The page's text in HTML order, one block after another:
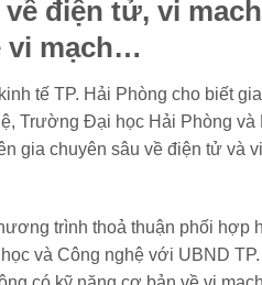
điện tử, vi
vi mạch…
tế TP. Hải Phòng cho biết
Trường Đại học Hải Phòng và
gia chuyên sâu về điện tử và
trình thoả thuận phối hợp
và Công nghệ với UBND